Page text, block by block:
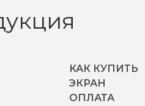
КАК КУПИТЬ
ЭКРАН
ОПЛАТА